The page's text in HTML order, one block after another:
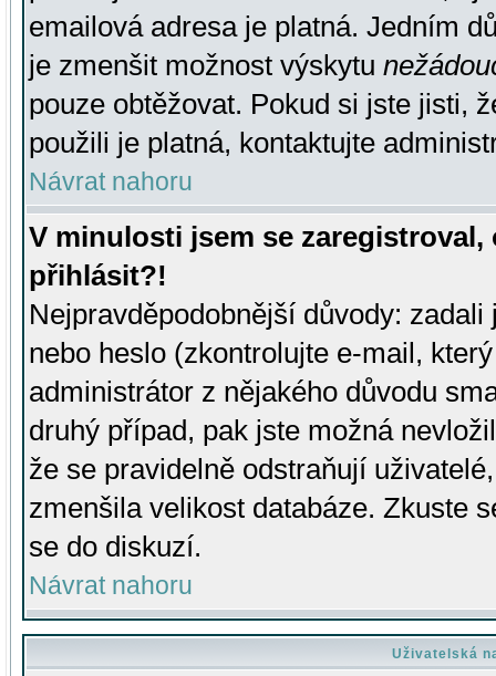
emailová adresa je platná. Jedním
je zmenšit možnost výskytu
pouze obtěžovat. Pokud si jste jisti,
použili je platná, kontaktujte
Návrat nahoru
V minulosti jsem se
přihlásit?!
Nejpravděpodobnější důvody:
nebo heslo (zkontrolujte e-mail,
administrátor z nějakého důvodu
druhý případ, pak jste možná
že se pravidelně odstraňují
zmenšila velikost databáze. Zkuste
se do diskuzí.
Návrat nahoru
Uživatelská